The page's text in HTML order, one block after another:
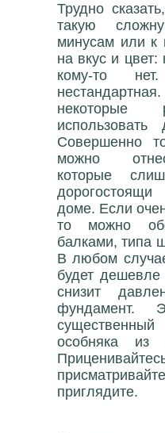
Трудно
такую
минусам или к
на вкус и цвет:
кому-то
некоторые
Совершенно
можно
которые
доме. Если
то можно
балками, типа
В любом
будет дешевле
снизит
фундамент.
особняка из
приглядите.